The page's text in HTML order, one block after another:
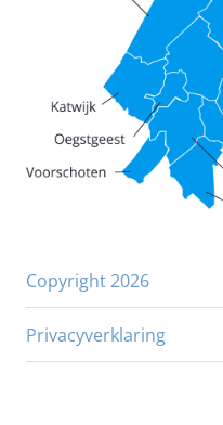
Copyright 2026
Privacyverklaring